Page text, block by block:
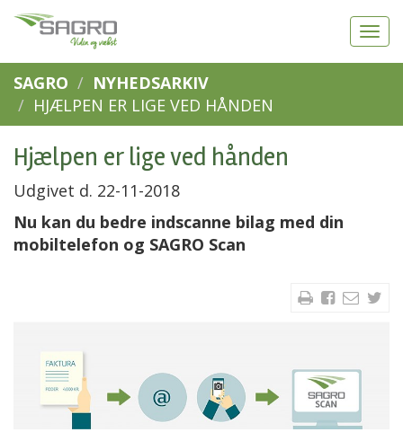
SAGRO
NYHEDSARKIV
HJÆLPEN ER LIGE VED HÅNDEN
Hjælpen er lige ved hånden
Udgivet d. 22-11-2018
Nu kan du bedre indscanne bilag med din
mobiltelefon og SAGRO Scan